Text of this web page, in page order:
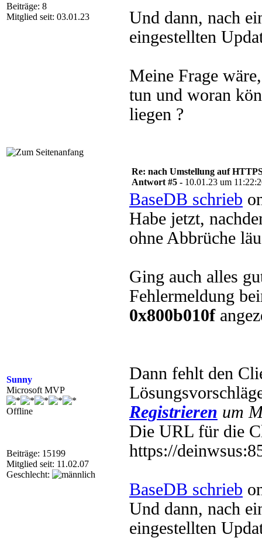
Beiträge: 8
Mitglied seit: 03.01.23
Und dann, nach
eingestellten
Meine Frage
tun und woran
liegen ?
Sunny
Microsoft MVP
Offline
Beiträge: 15199
Mitglied seit: 11.02.07
Geschlecht:
Re: nach Umstellung auf
Antwort #5 - 10.01.23 um
BaseDB schrieb
Habe jetzt,
ohne Abbrüche
Ging auch alles
Fehlermeldung
0x800b010f
Dann fehlt den
Registrieren um
Die URL für die
https://
BaseDB schrieb
Und dann, nach
eingestellten